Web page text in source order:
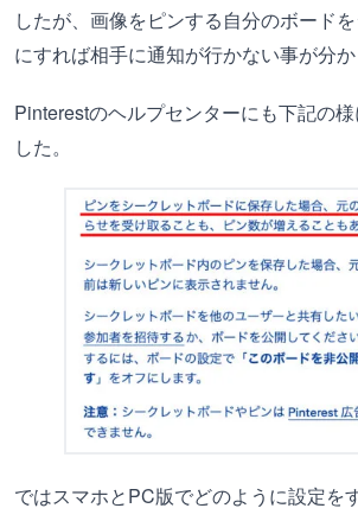
したが、画像をピンする自分のボード
にすれば相手に通知が行かない事が分か
Pinterestのヘルプセンターにも下記の
した。
ではスマホとPC版でどのように設定を